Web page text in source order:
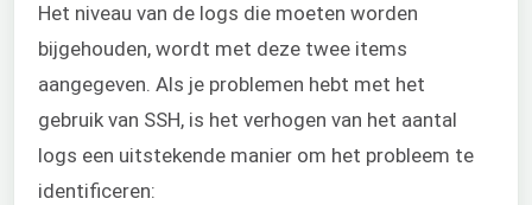
Het niveau van de logs die moeten worden
bijgehouden, wordt met deze twee items
aangegeven. Als je problemen hebt met het
gebruik van SSH, is het verhogen van het aantal
logs een uitstekende manier om het probleem te
identificeren: